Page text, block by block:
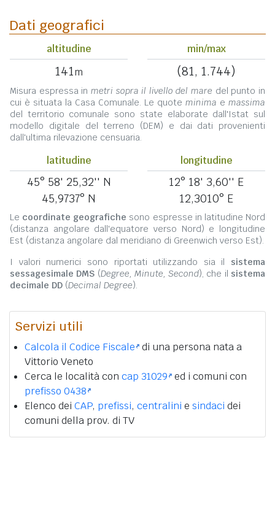
Dati geografici
altitudine
141m
min/max
(81, 1.744)
Misura espressa in metri sopra il livello del mare del punto in
cui è situata la Casa Comunale. Le quote minima e massima
del territorio comunale sono state elaborate dall'Istat sul
modello digitale del terreno (DEM) e dai dati provenienti
dall'ultima rilevazione censuaria.
latitudine
45° 58' 25,32'' N
45,9737° N
longitudine
12° 18' 3,60'' E
12,3010° E
Le coordinate geografiche sono espresse in latitudine Nord
(distanza angolare dall'equatore verso Nord) e longitudine
Est (distanza angolare dal meridiano di Greenwich verso Est).
I valori numerici sono riportati utilizzando sia il sistema
sessagesimale DMS (Degree, Minute, Second), che il sistema
decimale DD (Decimal Degree).
Servizi utili
Calcola il Codice Fiscale di una persona nata a
Vittorio Veneto
Cerca le località con cap 31029 ed i comuni con
prefisso 0438
Elenco dei CAP, prefissi, centralini e sindaci dei
comuni della prov. di TV